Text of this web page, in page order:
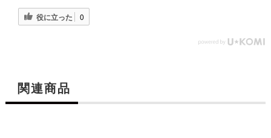
役に立った 0
関連商品